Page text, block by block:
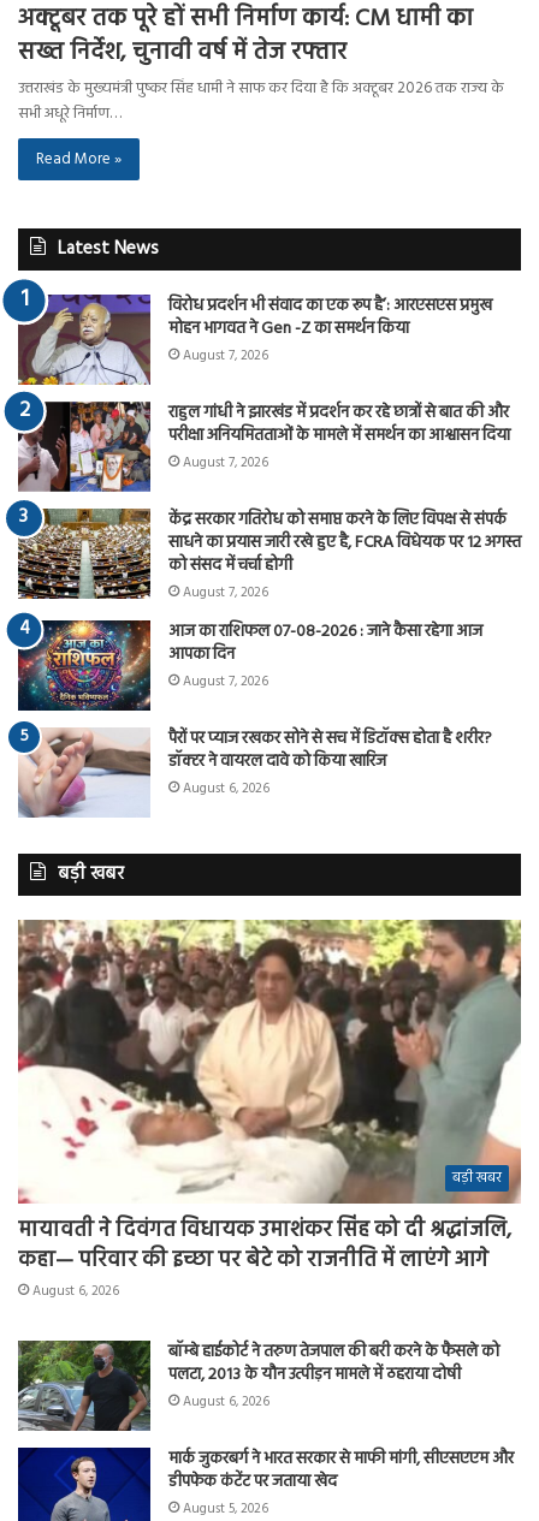
अक्टूबर तक पूरे हों सभी निर्माण कार्य: CM धामी का
सख्त निर्देश, चुनावी वर्ष में तेज रफ्तार
उत्तराखंड के मुख्यमंत्री पुष्कर सिंह धामी ने साफ कर दिया है कि अक्टूबर 2026 तक राज्य के
सभी अधूरे निर्माण…
Read More »
Latest News
विरोध प्रदर्शन भी संवाद का एक रूप है’: आरएसएस प्रमुख
मोहन भागवत ने Gen -Z का समर्थन किया
August 7, 2026
राहुल गांधी ने झारखंड में प्रदर्शन कर रहे छात्रों से बात की और
परीक्षा अनियमितताओं के मामले में समर्थन का आश्वासन दिया
August 7, 2026
केंद्र सरकार गतिरोध को समाप्त करने के लिए विपक्ष से संपर्क
साधने का प्रयास जारी रखे हुए है, FCRA विधेयक पर 12 अगस्त
को संसद में चर्चा होगी
August 7, 2026
आज का राशिफल 07-08-2026 : जाने कैसा रहेगा आज
आपका दिन
August 7, 2026
पैरों पर प्याज रखकर सोने से सच में डिटॉक्स होता है शरीर?
डॉक्टर ने वायरल दावे को किया खारिज
August 6, 2026
बड़ी खबर
बड़ी खबर
मायावती ने दिवंगत विधायक उमाशंकर सिंह को दी श्रद्धांजलि,
कहा— परिवार की इच्छा पर बेटे को राजनीति में लाएंगे आगे
August 6, 2026
बॉम्बे हाईकोर्ट ने तरुण तेजपाल की बरी करने के फैसले को
पलटा, 2013 के यौन उत्पीड़न मामले में ठहराया दोषी
August 6, 2026
मार्क जुकरबर्ग ने भारत सरकार से माफी मांगी, सीएसएएम और
डीपफेक कंटेंट पर जताया खेद
August 5, 2026